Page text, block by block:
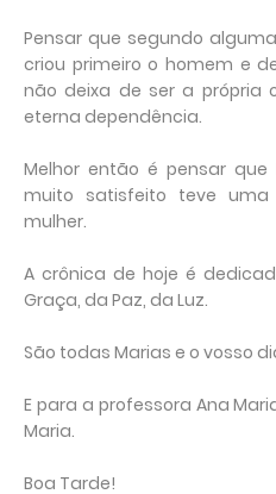
Pensar que segundo
criou primeiro o homem e
não deixa de ser a própria
eterna dependência.
Melhor então é pensar
muito satisfeito teve
mulher.
A crônica de hoje é
Graça, da Paz, da Luz.
São todas Marias e o vosso
E para a professora Ana
Maria.
Boa Tarde!